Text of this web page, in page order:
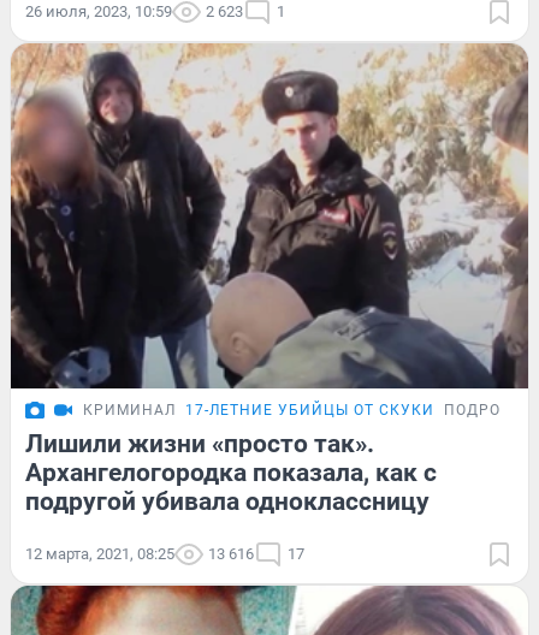
26 июля, 2023, 10:59 2 623 1
КРИМИНАЛ 17-ЛЕТНИЕ УБИЙЦЫ ОТ СКУКИ
Лишили жизни «просто так».
Архангелогородка показала, как с
подругой убивала одноклассницу
12 марта, 2021, 08:25 13 616 17